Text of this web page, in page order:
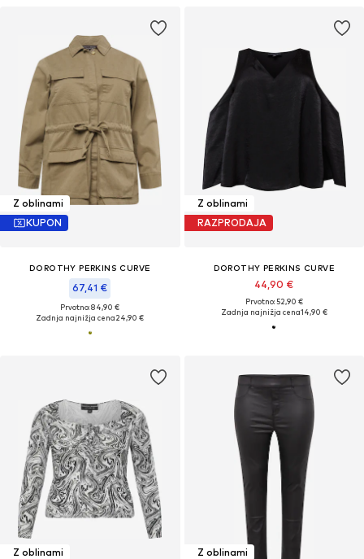
Z oblinami
KUPON
DOROTHY PERKINS CURVE
67,41 €
Prvotno: 84,90 €
Zadnja najnižja cena24,90 €
Z oblinami
RAZPRODAJA
DOROTHY PERKINS CURVE
44,90 €
Prvotno: 52,90 €
Zadnja najnižja cena14,90 €
Z oblinami
Z oblinami